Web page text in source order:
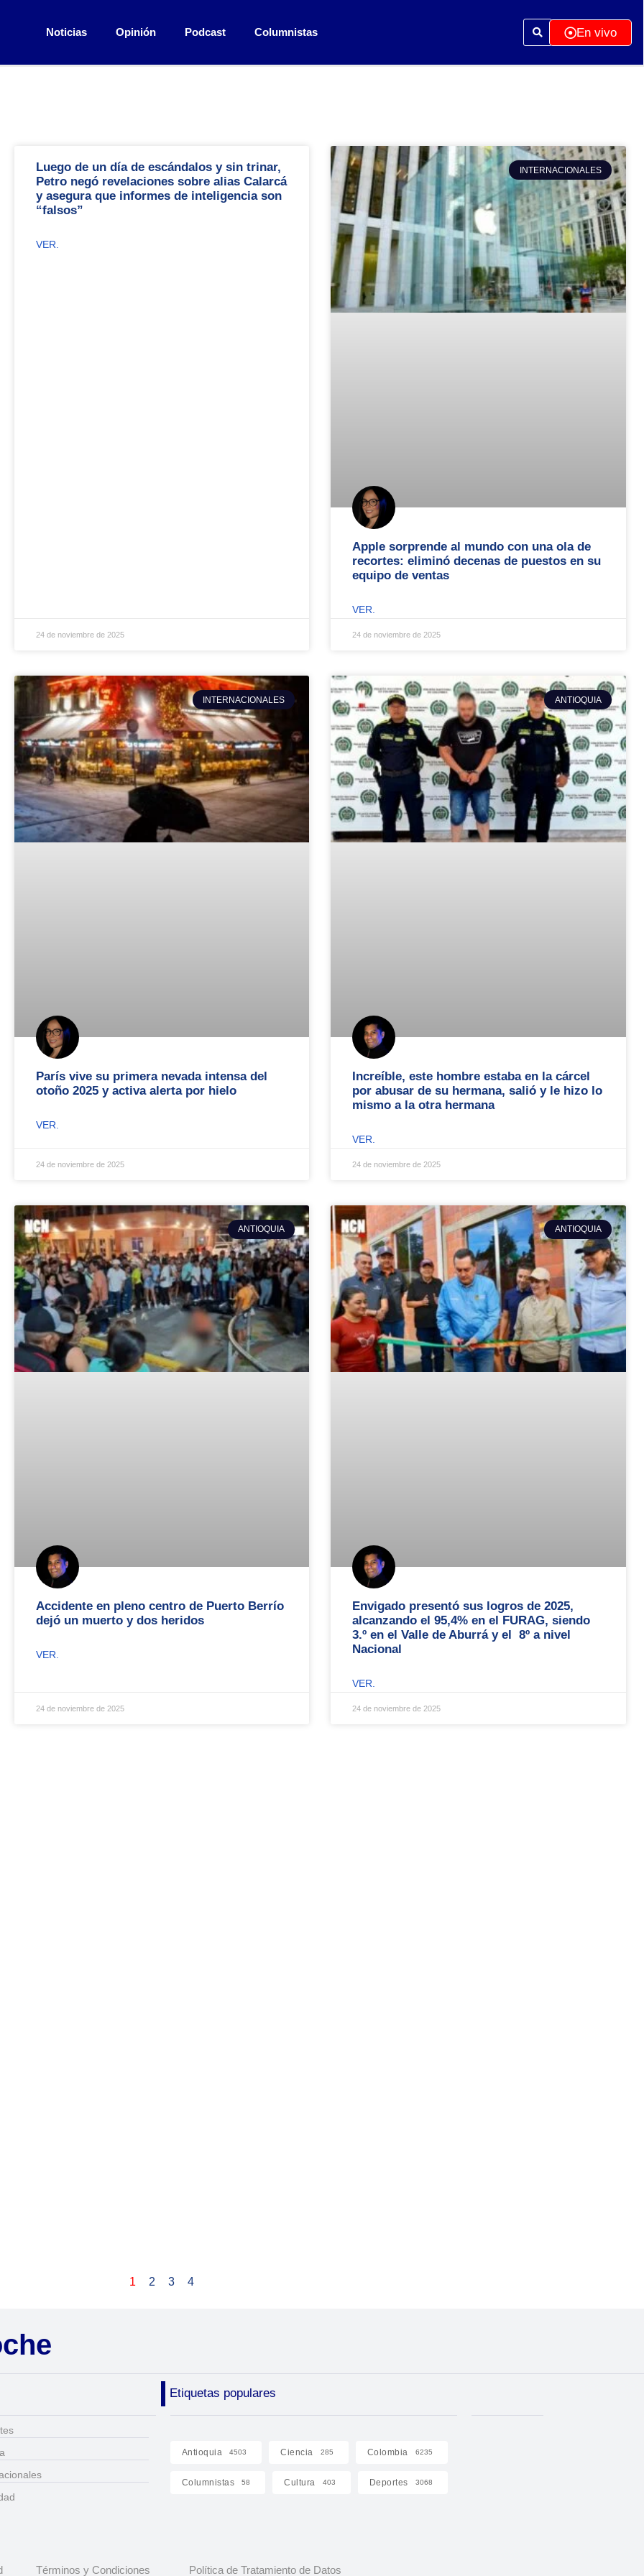
Noticias Opinión Podcast Columnistas En vivo
Luego de un día de escándalos y sin trinar,
Petro negó revelaciones sobre alias Calarcá
y asegura que informes de inteligencia son
“falsos”
VER.
24 de noviembre de 2025
INTERNACIONALES
Apple sorprende al mundo con una ola de
recortes: eliminó decenas de puestos en su
equipo de ventas
VER.
24 de noviembre de 2025
INTERNACIONALES
París vive su primera nevada intensa del
otoño 2025 y activa alerta por hielo
VER.
24 de noviembre de 2025
ANTIOQUIA
Increíble, este hombre estaba en la cárcel
por abusar de su hermana, salió y le hizo lo
mismo a la otra hermana
VER.
24 de noviembre de 2025
ANTIOQUIA
Accidente en pleno centro de Puerto Berrío
dejó un muerto y dos heridos
VER.
24 de noviembre de 2025
ANTIOQUIA
Envigado presentó sus logros de 2025,
alcanzando el 95,4% en el FURAG, siendo
3.º en el Valle de Aburrá y el 8º a nivel
Nacional
VER.
24 de noviembre de 2025
1 2 3 4
Etiquetas populares
Antioquia 4503 Ciencia 285 Colombia 6235
Columnistas 58 Cultura 403 Deportes 3068
Términos y Condiciones Política de Tratamiento de Datos